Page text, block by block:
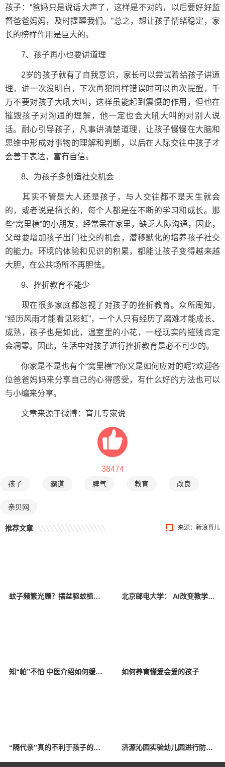
孩子：“爸妈只是说话大声了，这样是不对的，以后要好好监
督爸爸妈妈，及时提醒我们。”总之，想让孩子情绪稳定，家
长的榜样作用是巨大的。
7、孩子再小也要讲道理
2岁的孩子就有了自我意识，家长可以尝试着给孩子讲道
理，讲一次没明白，下次再犯同样错误时可以再次提醒，千
万不要对孩子大吼大叫，这样虽能起到震慑的作用，但也在
摧毁孩子对沟通的理解，他一定也会大吼大叫的对别人说
话。耐心引导孩子，凡事讲清楚道理，让孩子慢慢在大脑和
思维中形成对事物的理解和判断，以后在人际交往中孩子才
会善于表达，富有自信。
8、为孩子多创造社交机会
其实不管是大人还是孩子，与人交往都不是天生就会
的，或者说是擅长的，每个人都是在不断的学习和成长。那
些“窝里横”的小朋友，经常呆在家里，缺乏人际沟通，因此，
父母要增加孩子出门社交的机会，潜移默化的培养孩子社交
的能力。环境的体验和见识的积累，都能让孩子变得越来越
大胆，在公共场所不再胆怯。
9、挫折教育不能少
现在很多家庭都忽视了对孩子的挫折教育。众所周知，
“经历风雨才能看见彩虹”，一个人只有经历了磨难才能成长、
成熟，孩子也是如此，温室里的小花，一经现实的摧残肯定
会凋零。因此，生活中对孩子进行挫折教育是必不可少的。
你家是不是也有个“窝里横”?你又是如何应对的呢?欢迎各
位爸爸妈妈来分享自己的心得感受，有什么好的方法也可以
与小编来分享。
文章来源于微博：育儿专家说
38474
孩子 霸道 脾气 教育 改良
亲贝网
来源：新浪育儿
推荐文章
蚊子频繁光顾？摆盆驱蚊植物试试 北京邮电大学： AI改变教学模式 师生共享智慧校园
知“帕”不怕 中医介绍如何缓解帕金森病症状 如何养育懂爱会爱的孩子
“隔代亲”真的不利于孩子的健康成长吗？ 济源沁园实验幼儿园进行防震应急疏散演练